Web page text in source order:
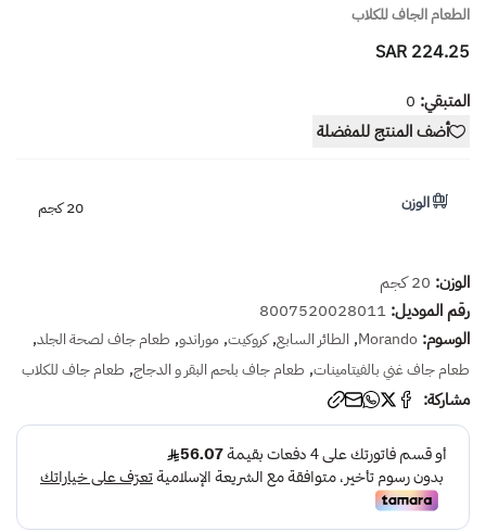
الطعام الجاف للكلاب
224.25 SAR
المتبقي: 0
أضف المنتج للمفضلة
الوزن 20 كجم
الوزن: 20 كجم
رقم الموديل: 8007520028011
الوسوم: Morando
, الطائر السابع,كروكيت, موراندو, طعام جاف لصحة الجلد,
طعام جاف غني بالفيتامينات, طعام جاف بلحم البقر و الدجاج, طعام جاف للكلاب
مشاركة: